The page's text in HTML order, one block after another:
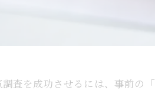
を成功させるには、事前の「